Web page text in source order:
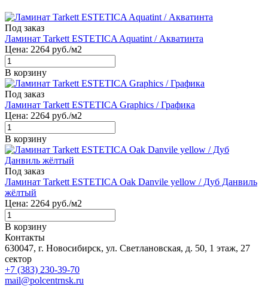
Под заказ
Ламинат Tarkett ESTETICA Aquatint / Акватинта
Цена: 2264 руб./м2
В корзину
Под заказ
Ламинат Tarkett ESTETICA Graphics / Графика
Цена: 2264 руб./м2
В корзину
Под заказ
Ламинат Tarkett ESTETICA Oak Danvile yellow / Дуб Данвиль
жёлтый
Цена: 2264 руб./м2
В корзину
Контакты
630047, г. Новосибирск, ул. Светлановская, д. 50, 1 этаж, 27
сектор
+7 (383) 230-39-70
mail@polcentrnsk.ru